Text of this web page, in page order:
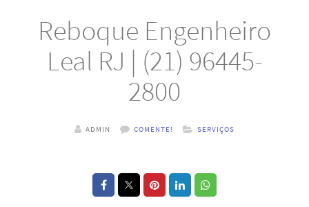
Reboque Engenheiro
Leal RJ | (21) 96445-
2800
ADMIN COMENTE! SERVIÇOS